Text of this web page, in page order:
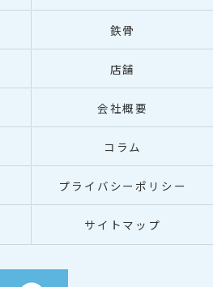
鉄骨
店舗
会社概要
コラム
プライバシーポリシー
サイトマップ